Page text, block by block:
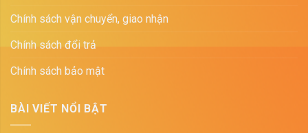
Chính sách vận chuyển, giao nhận
Chính sách đổi trả
Chính sách bảo mật
BÀI VIẾT NỔI BẬT